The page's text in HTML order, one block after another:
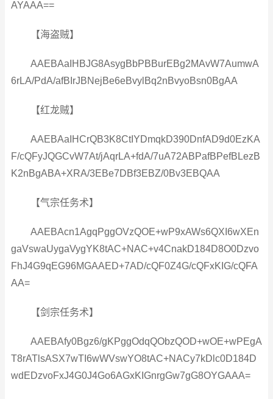
AYAAA==
【海盗贼】
AAEBAaIHBJG8AsygBbPBBurEBg2MAvW7AumwA
6rLA/PdA/afBIrJBNejBe6eBvylBq2nBvyoBsn0BgAA
【红龙贼】
AAEBAaIHCrQB3K8CtIYDmqkD390DnfAD9d0EzKA
F/cQFyJQGCvW7At/jAqrLA+fdA/7uA72ABPafBPefBLezB
K2nBgABA+XRA/3EBe7DBf3EBZ/0Bv3EBQAA
【气宗任务术】
AAEBAcn1AgqPggOVzQOE+wP9xAWs6QXI6wXEn
gaVswaUygaVygYK8tAC+NAC+v4CnakD184D8O0Dzvo
FhJ4G9qEG96MGAAED+7AD/cQF0Z4G/cQFxKIG/cQFA
AA=
【剑宗任务术】
AAEBAfy0Bgz6/gKPggOdqQObzQOD+wOE+wPEgA
T8rATlsASX7wTI6wWVswYO8tAC+NACy7kDlc0D184D
wdEDzvoFxJ4G0J4Go6AGxKIGnrgGw7gG8OYGAAA=